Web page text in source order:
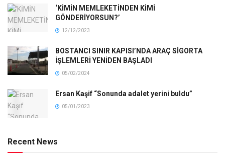
‘KİMİN MEMLEKETİNDEN KİMİ
GÖNDERİYORSUN?’
12/12/2023
BOSTANCI SINIR KAPISI’NDA ARAÇ SİGORTA
İŞLEMLERİ YENİDEN BAŞLADI
05/02/2024
Ersan Kaşif “Sonunda adalet yerini buldu”
05/01/2023
Recent News